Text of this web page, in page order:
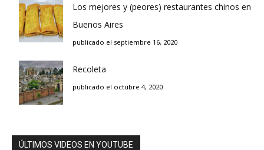
Los mejores y (peores) restaurantes chinos en
Buenos Aires
publicado el septiembre 16, 2020
Recoleta
publicado el octubre 4, 2020
ÚLTIMOS VIDEOS EN YOUTUBE